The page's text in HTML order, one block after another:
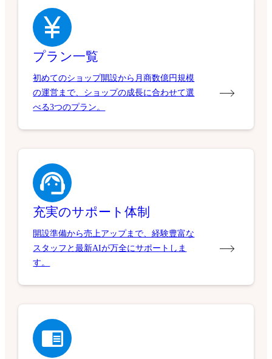
プラン一覧
初めてのショップ開設から月商数億円規模
の運営まで、ショップの成長に合わせて選
べる3つのプラン。
充実のサポート体制
開設準備から売上アップまで、経験豊富な
スタッフと最新AIが万全にサポートしま
す。